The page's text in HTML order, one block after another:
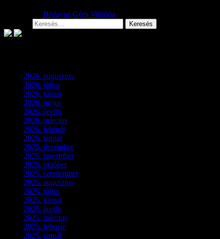
Bédayné Géró Viktória
2026. augusztus
2026. július
2026. június
2026. május
2026. április
2026. március
2026. február(4)
2026. január(2)
2025. december(4)
2025. november(3)
2025. október(3)
2025. szeptember(5)
2025. augusztus
2025. július
2025. június
2025. április
2025. március
2025. február(7)
2025. január(3)